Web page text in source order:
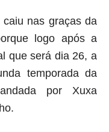
nas graças da
logo após a
que será dia 26, a
temporada da
por Xuxa